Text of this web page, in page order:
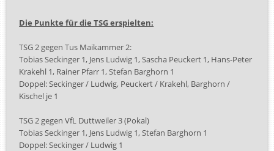
Die Punkte für die TSG erspielten:
TSG 2 gegen Tus Maikammer 2:
Tobias Seckinger 1, Jens Ludwig 1, Sascha Peuckert 1, Hans-Peter
Krakehl 1, Rainer Pfarr 1, Stefan Barghorn 1
Doppel: Seckinger / Ludwig, Peuckert / Krakehl, Barghorn /
Kischel je 1
TSG 2 gegen VfL Duttweiler 3 (Pokal)
Tobias Seckinger 1, Jens Ludwig 1, Stefan Barghorn 1
Doppel: Seckinger / Ludwig 1